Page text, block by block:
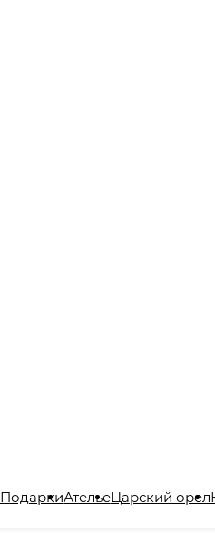
ПодаркиАтельеЦарский орел